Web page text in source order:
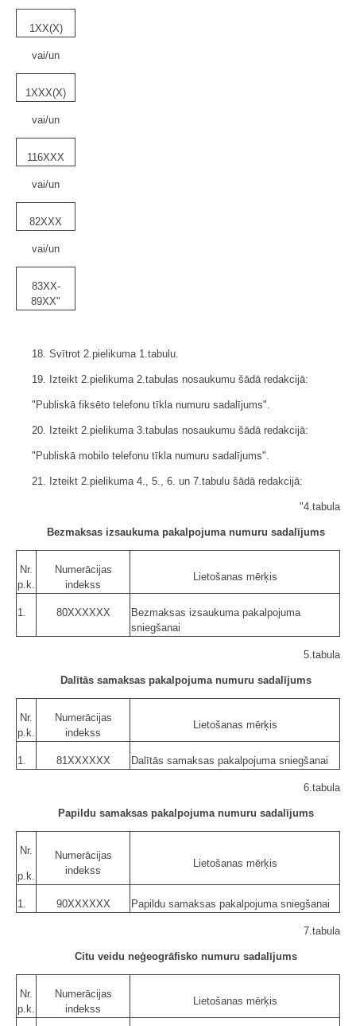
1XX(X)
vai/un
1XXX(X)
vai/un
116XXX
vai/un
82XXX
vai/un
83XX-
89XX"
18. Svītrot 2.pielikuma 1.tabulu.
19. Izteikt 2.pielikuma 2.tabulas nosaukumu šādā redakcijā:
"Publiskā fiksēto telefonu tīkla numuru sadalījums".
20. Izteikt 2.pielikuma 3.tabulas nosaukumu šādā redakcijā:
"Publiskā mobilo telefonu tīkla numuru sadalījums".
21. Izteikt 2.pielikuma 4., 5., 6. un 7.tabulu šādā redakcijā:
"4.tabula
Bezmaksas izsaukuma pakalpojuma numuru sadalījums
Nr.
p.k.
Numerācijas
indekss
Lietošanas mērķis
1. 80XXXXXX
Bezmaksas izsaukuma pakalpojuma
sniegšanai
5.tabula
Dalītās samaksas pakalpojuma numuru sadalījums
Nr.
p.k.
Numerācijas
indekss
Lietošanas mērķis
1. 81XXXXXX Dalītās samaksas pakalpojuma sniegšanai
6.tabula
Papildu samaksas pakalpojuma numuru sadalījums
Nr.
p.k.
Numerācijas
indekss
Lietošanas mērķis
1. 90XXXXXX Papildu samaksas pakalpojuma sniegšanai
7.tabula
Citu veidu neģeogrāfisko numuru sadalījums
Nr.
p.k.
Numerācijas
indekss
Lietošanas mērķis